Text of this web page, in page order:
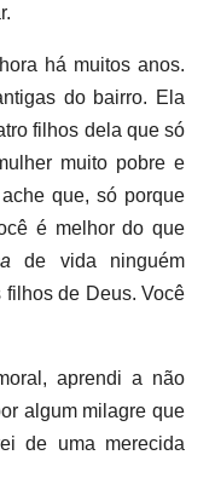
há muitos anos.
do bairro. Ela
filhos dela que só
muito pobre e
que, só porque
é melhor do que
de vida ninguém
filhos de Deus. Você
aprendi a não
algum milagre que
de uma merecida